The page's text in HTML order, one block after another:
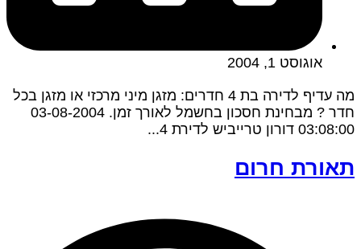
אוגוסט 1, 2004
מה עדיף לדירה בת 4 חדרים: מזגן מיני מרכזי או מזגן בכל
חדר ? מבחינת חסכון בחשמל לאורך זמן. 03-08-2004
03:08:00 דורון טרייביש לדירת 4...
תאורת חרום